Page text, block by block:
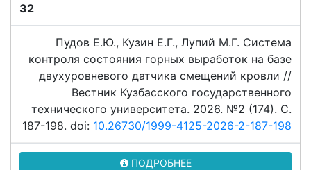
32
Пудов Е.Ю., Кузин Е.Г., Лупий М.Г. Система
контроля состояния горных выработок на базе
двухуровневого датчика смещений кровли //
Вестник Кузбасского государственного
технического университета. 2026. №2 (174). C.
187-198. doi: 10.26730/1999-4125-2026-2-187-198
ПОДРОБНЕЕ